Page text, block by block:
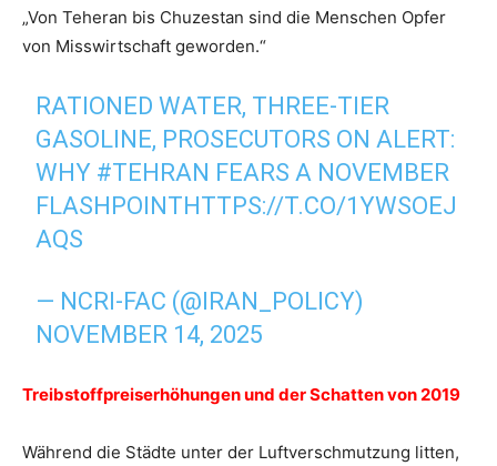
„Von Teheran bis Chuzestan sind die Menschen Opfer
von Misswirtschaft geworden.“
RATIONED WATER, THREE-TIER
GASOLINE, PROSECUTORS ON ALERT:
WHY #TEHRAN FEARS A NOVEMBER
FLASHPOINT HTTPS://T.CO/1YWSOEJ
AQS
— NCRI-FAC (@IRAN_POLICY)
NOVEMBER 14, 2025
Treibstoffpreiserhöhungen und der Schatten von 2019
Während die Städte unter der Luftverschmutzung litten,